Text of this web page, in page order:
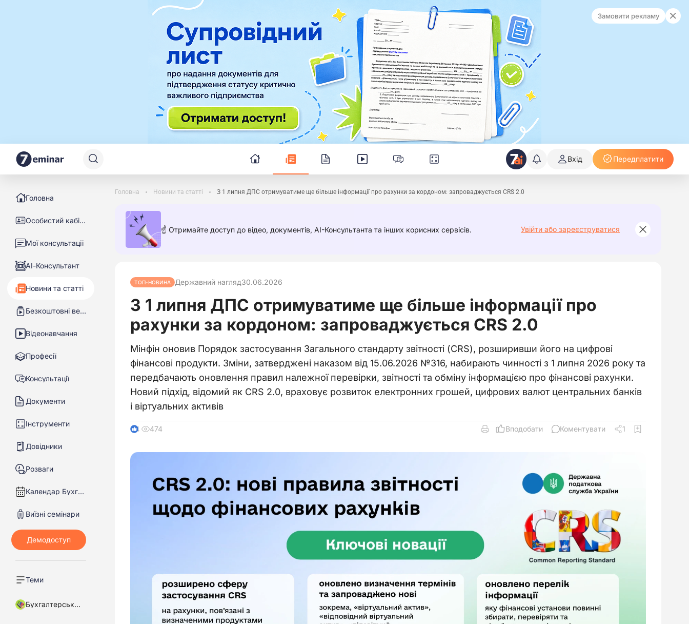
Замовити рекламу
Вхід Передплатити
Головна
Особистий кабінет
Мої консультації
АІ-Консультант
Новини та статті
Безкоштовні вебінари
Відеонавчання
Професії
Консультації
Документи
Інструменти
Довідники
Розваги
Календар Бухгалтера
Виїзні семінари
Теми
Бухгалтерський облік
Головна Новини та статті З 1 липня ДПС отримуватиме ще більше інформації про рахунки за кордоном: запроваджується CRS 2.0
☝️ Отримайте доступ до відео, документів, AI-Консультанта та інших корисних сервісів. Увійти або зареєструватися
ТОП-НОВИНА Державний нагляд30.06.2026
З 1 липня ДПС отримуватиме ще більше інформації про
рахунки за кордоном: запроваджується CRS 2.0
Мінфін оновив Порядок застосування Загального стандарту звітності (CRS), розширивши його на цифрові
фінансові продукти. Зміни, затверджені наказом від 15.06.2026 №316, набирають чинності з 1 липня 2026 року та
передбачають оновлення правил належної перевірки, звітності та обміну інформацією про фінансові рахунки.
Новий підхід, відомий як CRS 2.0, враховує розвиток електронних грошей, цифрових валют центральних банків
і віртуальних активів
4 474 Вподобати Коментувати 1